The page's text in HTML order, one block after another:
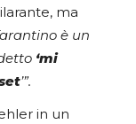
ma
è un
‘mi
’”.
in un